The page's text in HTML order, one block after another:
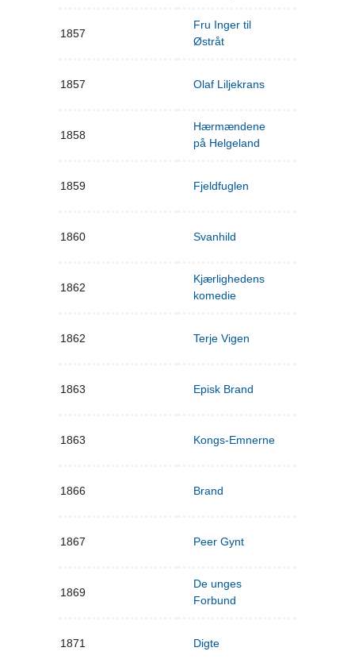
1857
Fru Inger til
Østråt
1857 Olaf Liljekrans
1858
Hærmændene
på Helgeland
1859 Fjeldfuglen
1860 Svanhild
1862
Kjærlighedens
komedie
1862 Terje Vigen
1863 Episk Brand
1863 Kongs-Emnerne
1866 Brand
1867 Peer Gynt
1869
De unges
Forbund
1871 Digte